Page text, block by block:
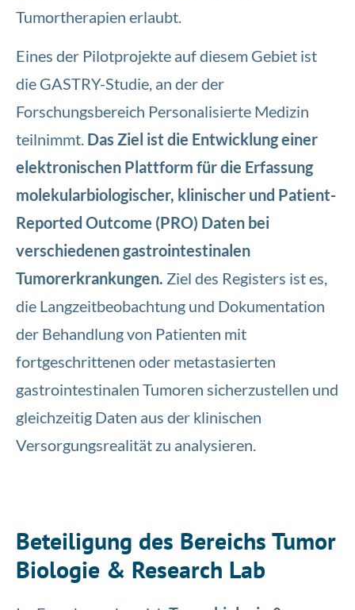
Tumortherapien erlaubt.
Eines der Pilotprojekte auf diesem Gebiet ist
die GASTRY-Studie, an der der
Forschungsbereich Personalisierte Medizin
teilnimmt. Das Ziel ist die Entwicklung einer
elektronischen Plattform für die Erfassung
molekularbiologischer, klinischer und Patient-
Reported Outcome (PRO) Daten bei
verschiedenen gastrointestinalen
Tumorerkrankungen. Ziel des Registers ist es,
die Langzeitbeobachtung und Dokumentation
der Behandlung von Patienten mit
fortgeschrittenen oder metastasierten
gastrointestinalen Tumoren sicherzustellen und
gleichzeitig Daten aus der klinischen
Versorgungsrealität zu analysieren.
Beteiligung des Bereichs Tumor
Biologie & Research Lab